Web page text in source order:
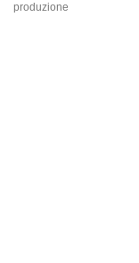
produzione